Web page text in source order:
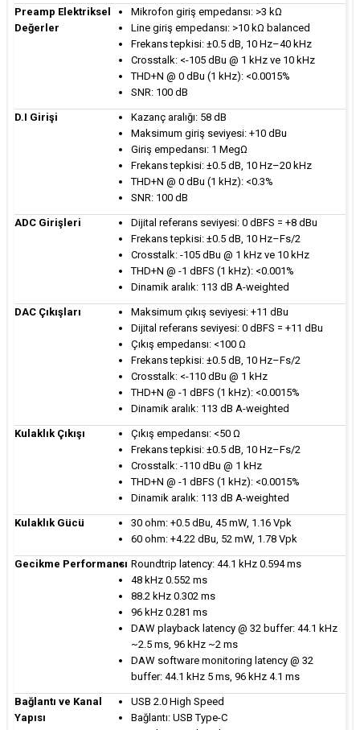
Preamp Elektriksel
Değerler
Mikrofon giriş empedansı: >3 kΩ
Line giriş empedansı: >10 kΩ balanced
Frekans tepkisi: ±0.5 dB, 10 Hz–40 kHz
Crosstalk: <-105 dBu @ 1 kHz ve 10 kHz
THD+N @ 0 dBu (1 kHz): <0.0015%
SNR: 100 dB
D.I Girişi
Kazanç aralığı: 58 dB
Maksimum giriş seviyesi: +10 dBu
Giriş empedansı: 1 MegΩ
Frekans tepkisi: ±0.5 dB, 10 Hz–20 kHz
THD+N @ 0 dBu (1 kHz): <0.3%
SNR: 100 dB
ADC Girişleri
Dijital referans seviyesi: 0 dBFS = +8 dBu
Frekans tepkisi: ±0.5 dB, 10 Hz–Fs/2
Crosstalk: -105 dBu @ 1 kHz ve 10 kHz
THD+N @ -1 dBFS (1 kHz): <0.001%
Dinamik aralık: 113 dB A-weighted
DAC Çıkışları
Maksimum çıkış seviyesi: +11 dBu
Dijital referans seviyesi: 0 dBFS = +11 dBu
Çıkış empedansı: <100 Ω
Frekans tepkisi: ±0.5 dB, 10 Hz–Fs/2
Crosstalk: <-110 dBu @ 1 kHz
THD+N @ -1 dBFS (1 kHz): <0.0015%
Dinamik aralık: 113 dB A-weighted
Kulaklık Çıkışı
Çıkış empedansı: <50 Ω
Frekans tepkisi: ±0.5 dB, 10 Hz–Fs/2
Crosstalk: -110 dBu @ 1 kHz
THD+N @ -1 dBFS (1 kHz): <0.0015%
Dinamik aralık: 113 dB A-weighted
Kulaklık Gücü
30 ohm: +0.5 dBu, 45 mW, 1.16 Vpk
60 ohm: +4.22 dBu, 52 mW, 1.78 Vpk
Gecikme Performansı Roundtrip latency: 44.1 kHz 0.594 ms
48 kHz 0.552 ms
88.2 kHz 0.302 ms
96 kHz 0.281 ms
DAW playback latency @ 32 buffer: 44.1 kHz
~2.5 ms, 96 kHz ~2 ms
DAW software monitoring latency @ 32
buffer: 44.1 kHz 5 ms, 96 kHz 4.1 ms
Bağlantı ve Kanal
Yapısı
USB 2.0 High Speed
Bağlantı: USB Type-C